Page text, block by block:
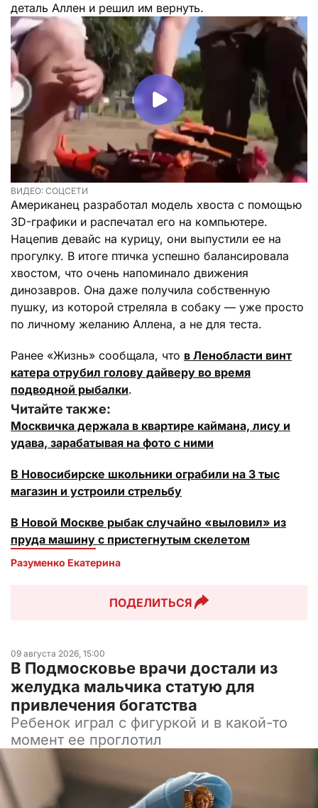
деталь Аллен и решил им вернуть.
ВИДЕО: СОЦСЕТИ
Американец разработал модель хвоста с помощью
3D-графики и распечатал его на компьютере.
Нацепив девайс на курицу, они выпустили ее на
прогулку. В итоге птичка успешно балансировала
хвостом, что очень напоминало движения
динозавров. Она даже получила собственную
пушку, из которой стреляла в собаку — уже просто
по личному желанию Аллена, а не для теста.
Ранее «Жизнь» сообщала, что в Ленобласти винт
катера отрубил голову дайверу во время
подводной рыбалки.
Читайте также:
Москвичка держала в квартире каймана, лису и
удава, зарабатывая на фото с ними
В Новосибирске школьники ограбили на 3 тыс
магазин и устроили стрельбу
В Новой Москве рыбак случайно «выловил» из
пруда машину с пристегнутым скелетом
Разуменко Екатерина
ПОДЕЛИТЬСЯ
09 августа 2026, 15:00
В Подмосковье врачи достали из
желудка мальчика статую для
привлечения богатства
Ребенок играл с фигуркой и в какой-то
момент ее проглотил